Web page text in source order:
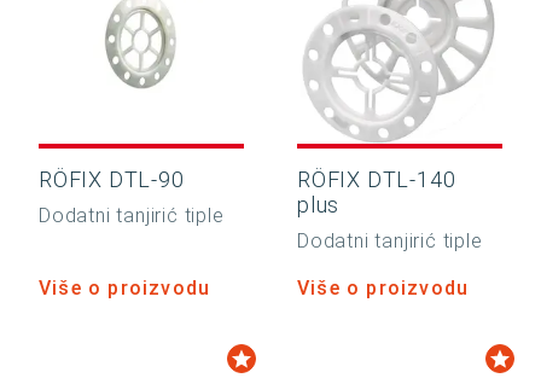
RÖFIX DTL-90
Dodatni tanjirić tiple
Više o proizvodu
RÖFIX DTL-140
plus
Dodatni tanjirić tiple
Više o proizvodu